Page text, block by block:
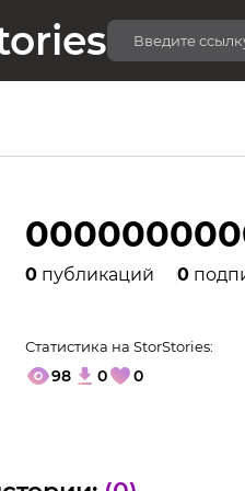
0 публикаций 0
Статистика на StorStories:
98 0 0